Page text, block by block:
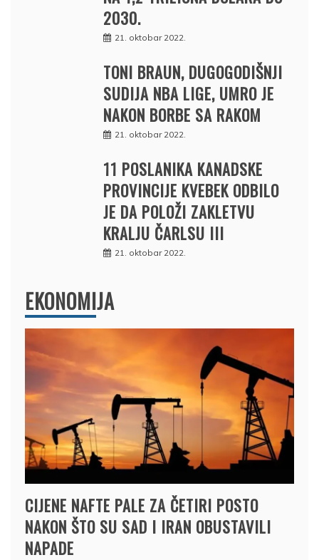
2030.
21. oktobar 2022.
TONI BRAUN, DUGOGODIŠNJI
SUDIJA NBA LIGE, UMRO JE
NAKON BORBE SA RAKOM
21. oktobar 2022.
11 POSLANIKA KANADSKE
PROVINCIJE KVEBEK ODBILO
JE DA POLOŽI ZAKLETVU
KRALJU ČARLSU III
21. oktobar 2022.
EKONOMIJA
CIJENE NAFTE PALE ZA ČETIRI POSTO
NAKON ŠTO SU SAD I IRAN OBUSTAVILI
NAPADE